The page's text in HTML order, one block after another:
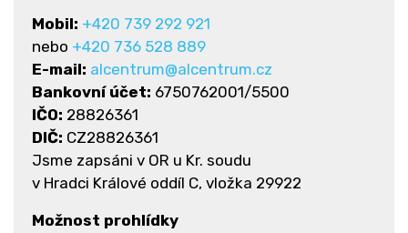
Mobil: +420 739 292 921
nebo +420 736 528 889
E-mail: alcentrum@alcentrum.cz
Bankovní účet: 6750762001/5500
IČO: 28826361
DIČ: CZ28826361
Jsme zapsáni v OR u Kr. soudu
v Hradci Králové oddíl C, vložka 29922
Možnost prohlídky